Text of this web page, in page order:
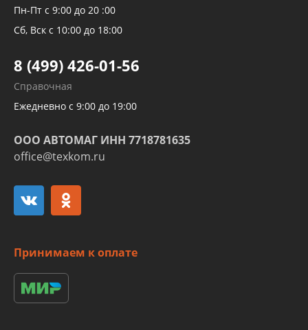
Рукавов компрессоров и турбин
Трубок кондиционеров
Развертка пайка медных стальных
алюминиевых трубок и штуцеров
Пн-Пт с 9:00 до 20 :00
Сб, Вск с 10:00 до 18:00
8 (499) 426-01-56
Справочная
Ежедневно с 9:00 до 19:00
ООО АВТОМАГ ИНН 7718781635
office@texkom.ru
Принимаем к оплате